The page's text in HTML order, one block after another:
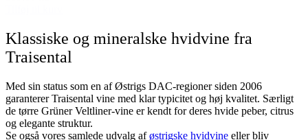
Klassiske og mineralske hvidvine fra
Traisental
Med sin status som en af Østrigs DAC-regioner siden 2006
garanterer Traisental vine med klar typicitet og høj kvalitet. Særligt
de tørre Grüner Veltliner-vine er kendt for deres hvide peber, citrus
og elegante struktur.
Se også vores samlede udvalg aføstrigske hvidvine eller bliv